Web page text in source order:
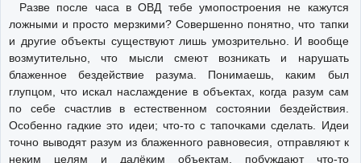
Разве после часа в ОВД тебе умопостроения не кажутся
ложными и просто мерзкими? Совершенно понятно, что тапки
и другие объекты существуют лишь умозрительно. И вообще
возмутительно, что мысли смеют возникать и нарушать
блаженное бездействие разума. Понимаешь, каким был
глупцом, что искал наслаждение в объектах, когда разум сам
по себе счастлив в естественном состоянии бездействия.
Особенно гадкие это идеи; что-то с тапочками сделать. Идеи
точно выводят разум из блаженного равновесия, отправляют к
неким целям и далёким объектам, побуждают что-то